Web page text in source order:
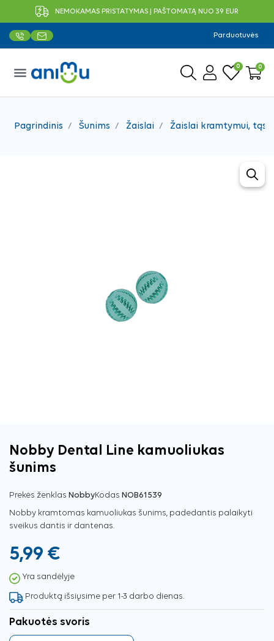
NEMOKAMAS PRISTATYMAS Į PAŠTOMATĄ NUO 39 EUR
Parduotuvės
menu 0 0
Pagrindinis Šunims Žaislai Žaislai kramtymui,
Nobby Dental Line kamuoliukas
šunims
Prekės ženklas NobbyKodas NOB61539
Nobby kramtomas kamuoliukas šunims, padedantis palaikyti
sveikus dantis ir dantenas.
5,99 €
Yra sandėlyje
Produktą išsiųsime per 1-3 darbo dienas.
Pakuotės svoris